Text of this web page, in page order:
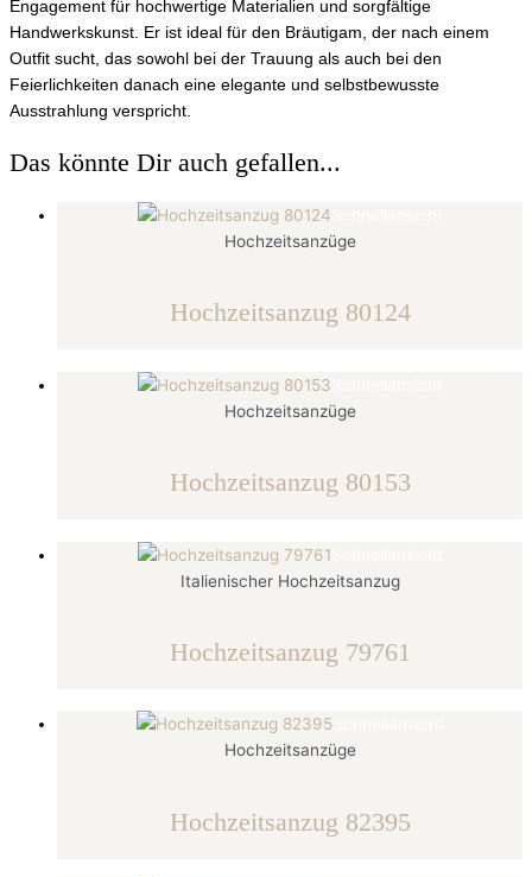
Engagement für hochwertige Materialien und sorgfältige
Handwerkskunst. Er ist ideal für den Bräutigam, der nach einem
Outfit sucht, das sowohl bei der Trauung als auch bei den
Feierlichkeiten danach eine elegante und selbstbewusste
Ausstrahlung verspricht.
Das könnte Dir auch gefallen...
Hochzeitsanzüge
Hochzeitsanzug 80124
Hochzeitsanzüge
Hochzeitsanzug 80153
Italienischer Hochzeitsanzug
Hochzeitsanzug 79761
Schnellansicht
Hochzeitsanzüge
Hochzeitsanzug 82395